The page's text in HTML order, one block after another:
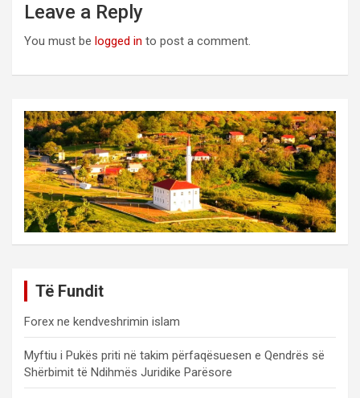
Leave a Reply
You must be logged in to post a comment.
Të Fundit
Forex ne kendveshrimin islam
Myftiu i Pukës priti në takim përfaqësuesen e Qendrës së
Shërbimit të Ndihmës Juridike Parësore